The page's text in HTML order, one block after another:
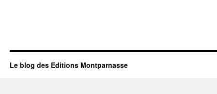
Le blog des Editions Montparnasse